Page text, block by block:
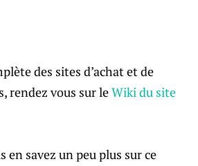
des sites d’achat et de
rendez vous sur leWiki du site
en savez un peu plus sur ce